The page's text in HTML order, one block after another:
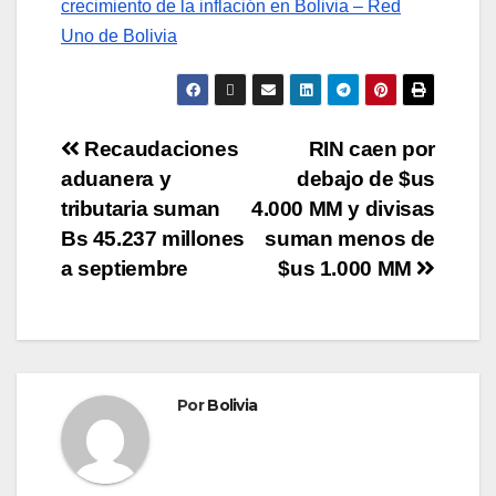
crecimiento de la inflación en Bolivia – Red
Uno de Bolivia
RIN caen por
debajo de $us
4.000 MM y divisas
suman menos de
$us 1.000 MM
Recaudaciones
aduanera y
tributaria suman
Bs 45.237 millones
a septiembre
PorBolivia